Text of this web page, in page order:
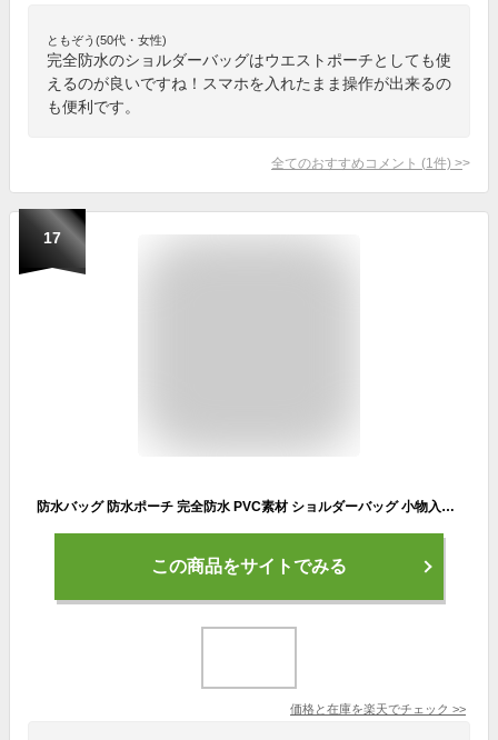
ともぞう(50代・女性)
完全防水のショルダーバッグはウエストポーチとしても使
えるのが良いですね！スマホを入れたまま操作が出来るの
も便利です。
全てのおすすめコメント (1 件) >
17
防水バッグ 防水ポーチ 完全防水 PVC素材 ショルダーバッグ 小物入れ 防水ケース 海水浴 プール 釣り バイク アウトドア 軽量 防水ウエストポーチ バッグ
この商品をサイトでみる
価格と在庫を楽天でチェック >>